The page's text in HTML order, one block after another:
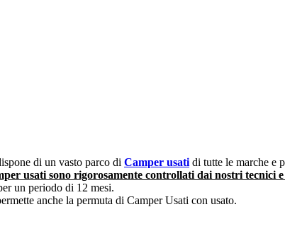
di un vasto parco di Camper usati di tutte le marche e
usati sono rigorosamente controllati dai nostri tecnici
un periodo di 12 mesi.
anche la permuta di Camper Usati con usato.